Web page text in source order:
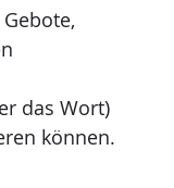
das Wort)
können.